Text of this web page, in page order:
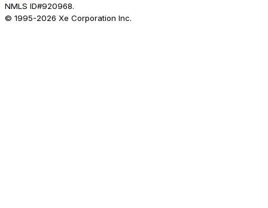
NMLS ID#920968.
© 1995-2026 Xe Corporation Inc.